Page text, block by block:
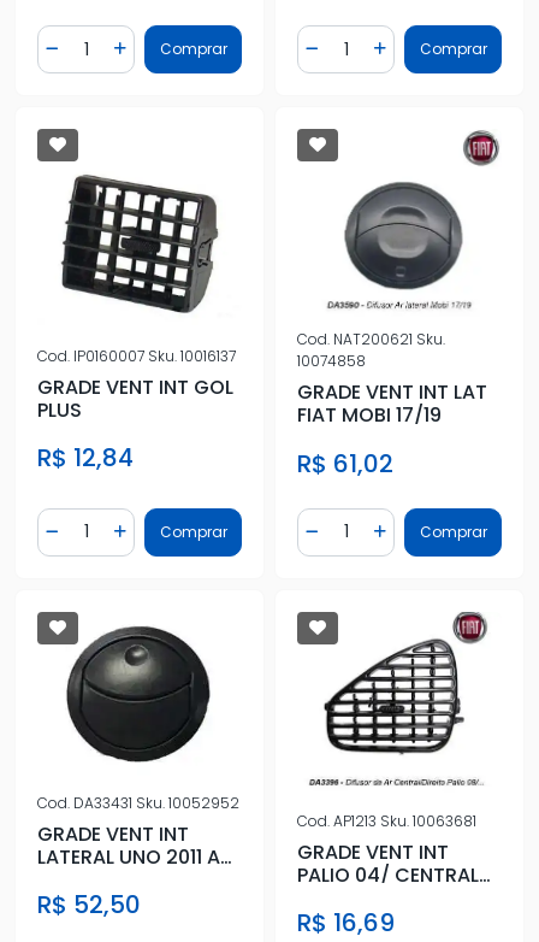
Diminuir Quantidade
Quantidade
Adicionar Quantidade
Comprar Diminuir Quantidade
Quantidade
AdicionarComprar
Cod. IP0160007 Sku.10016137
GRADE VENT INT GOL
PLUS
R$ 12,84
Diminuir Quantidade
Quantidade
Adicionar Quantidade
Comprar
Cod. NAT200621 Sku.
10074858
GRADE VENT INT LAT
FIAT MOBI 17/19
R$ 61,02
Diminuir Quantidade
Quantidade
AdicionarComprar
Cod. DA33431 Sku.10052952
GRADE VENT INT
LATERAL UNO 2011 A
R$ 52,50
Cod.AP1213 Sku.10063681
GRADE VENT INT
PALIO 04/ CENTRAL
R$ 16,69